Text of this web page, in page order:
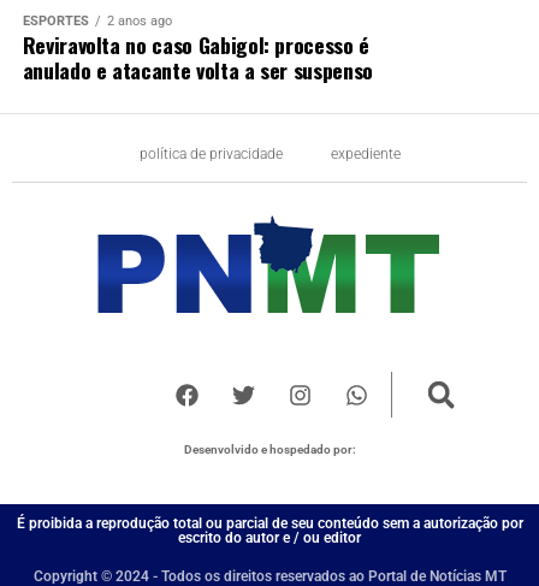
ESPORTES 2 anos ago
Reviravolta no caso Gabigol: processo é
anulado e atacante volta a ser suspenso
política de privacidade expediente
Desenvolvido e hospedado por:
É proibida a reprodução total ou parcial de seu conteúdo sem a autorização por
escrito do autor e / ou editor
Copyright © 2024 - Todos os direitos reservados ao Portal de Notícias MT